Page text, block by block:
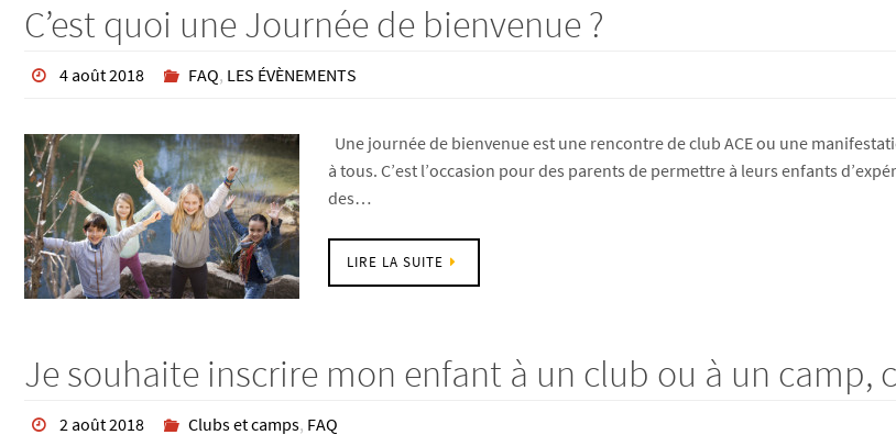
C’est quoi une Journée de bienvenue ?
4 août 2018 FAQ, LES ÉVÈNEMENTS
Une journée de bienvenue est une rencontre de club ACE ou une
à tous. C’est l’occasion pour des parents de permettre à leurs enfants
des…
LIRE LA SUITE
Je souhaite inscrire mon enfant à un club ou à un camp,
2 août 2018 Clubs et camps, FAQ